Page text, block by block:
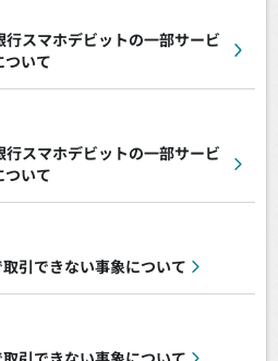
行スマホデビットの一部サービ
ついて
行スマホデビットの一部サービ
ついて
取引できない事象について